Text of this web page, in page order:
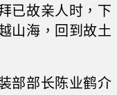
已故亲人时，下
山海，回到故土
部长陈业鹤介